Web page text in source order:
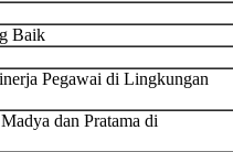
Baik
Pegawai di Lingkungan
dan Pratama di